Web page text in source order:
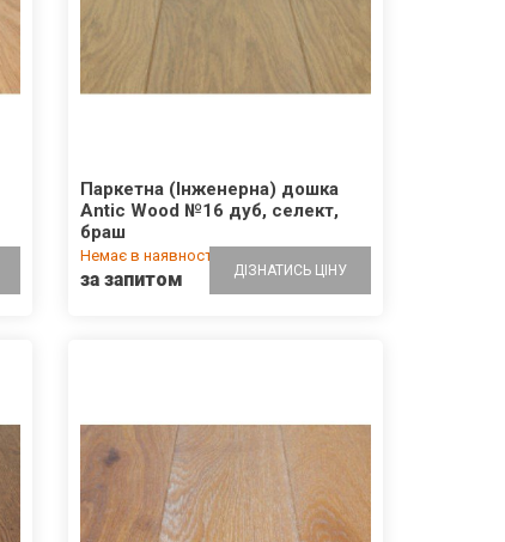
Паркетна (Інженерна) дошка
Antic Wood №16 дуб, селект,
браш
Немає в наявності
за запитом ДІЗНАТИСЬ ЦІНУ